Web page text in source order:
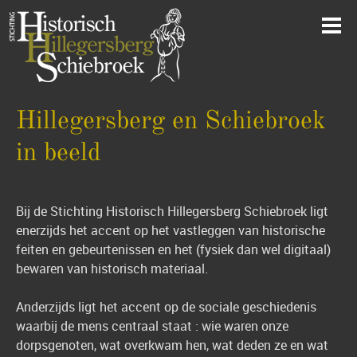
Hillegersberg en Schiebroek
in beeld
Bij de Stichting Historisch Hillegersberg Schiebroek ligt
enerzijds het accent op het vastleggen van historische
feiten en gebeurtenissen en het (fysiek dan wel digitaal)
bewaren van historisch materiaal.
Anderzijds ligt het accent op de sociale geschiedenis
waarbij de mens centraal staat : wie waren onze
dorpsgenoten, wat overkwam hen, wat deden ze en wat